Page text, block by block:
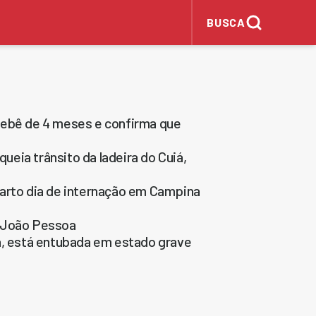
BUSCA
de 4 meses e confirma que
trânsito da ladeira do Cuiá,
dia de internação em Campina
Pessoa
está entubada em estado grave